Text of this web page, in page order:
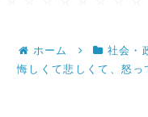
ホーム 社会・
悔しくて悲しくて、怒っ